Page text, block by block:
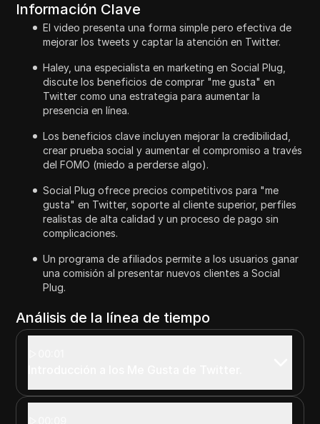
Información Clave
El video presenta una forma simple pero efectiva de
mejorar los tweets y captar la atención en Twitter.
Haley, una especialista en marketing en Social Plug,
discute los beneficios de comprar "me gusta" en
Twitter como una estrategia para aumentar la
presencia en línea.
Los beneficios clave incluyen mejorar la credibilidad,
crear prueba social y aumentar el compromiso a través
del FOMO (miedo a perderse algo).
Social Plug ofrece precios competitivos para "me
gusta" en Twitter, soporte al cliente superior, perfiles
realistas de alta calidad y un proceso de pago sin
complicaciones.
Un programa de afiliados permite a los usuarios ganar
una comisión al presentar nuevos clientes a Social
Plug.
Análisis de la línea de tiempo